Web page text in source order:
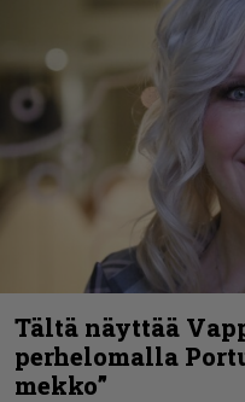
Tältä näyttää
perhelomalla
mekko”